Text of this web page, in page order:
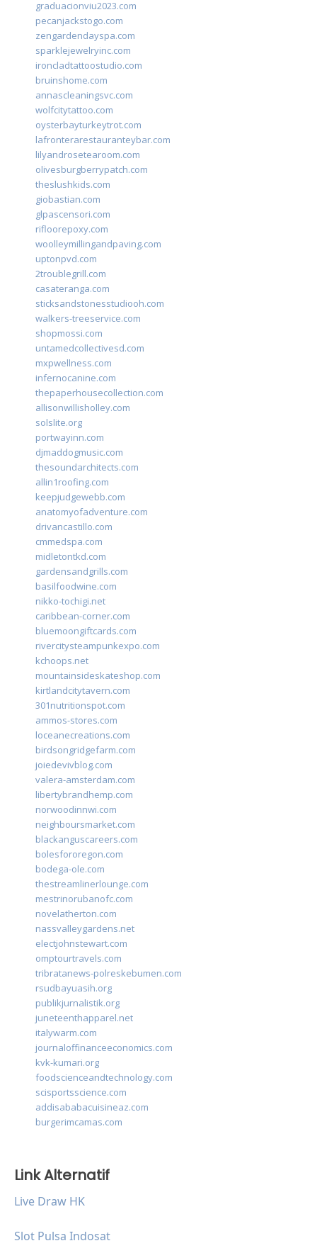
graduacionviu2023.com
pecanjackstogo.com
zengardendayspa.com
sparklejewelryinc.com
ironcladtattoostudio.com
bruinshome.com
annascleaningsvc.com
wolfcitytattoo.com
oysterbayturkeytrot.com
lafronterarestauranteybar.com
lilyandrosetearoom.com
olivesburgberrypatch.com
theslushkids.com
giobastian.com
glpascensori.com
rifloorepoxy.com
woolleymillingandpaving.com
uptonpvd.com
2troublegrill.com
casateranga.com
sticksandstonesstudiooh.com
walkers-treeservice.com
shopmossi.com
untamedcollectivesd.com
mxpwellness.com
infernocanine.com
thepaperhousecollection.com
allisonwillisholley.com
solslite.org
portwayinn.com
djmaddogmusic.com
thesoundarchitects.com
allin1roofing.com
keepjudgewebb.com
anatomyofadventure.com
drivancastillo.com
cmmedspa.com
midletontkd.com
gardensandgrills.com
basilfoodwine.com
nikko-tochigi.net
caribbean-corner.com
bluemoongiftcards.com
rivercitysteampunkexpo.com
kchoops.net
mountainsideskateshop.com
kirtlandcitytavern.com
301nutritionspot.com
ammos-stores.com
loceanecreations.com
birdsongridgefarm.com
joiedevivblog.com
valera-amsterdam.com
libertybrandhemp.com
norwoodinnwi.com
neighboursmarket.com
blackanguscareers.com
bolesfororegon.com
bodega-ole.com
thestreamlinerlounge.com
mestrinorubanofc.com
novelatherton.com
nassvalleygardens.net
electjohnstewart.com
omptourtravels.com
tribratanews-polreskebumen.com
rsudbayuasih.org
publikjurnalistik.org
juneteenthapparel.net
italywarm.com
journaloffinanceeconomics.com
kvk-kumari.org
foodscienceandtechnology.com
scisportsscience.com
addisababacuisineaz.com
burgerimcamas.com
Link Alternatif
Live Draw HK
Slot Pulsa Indosat